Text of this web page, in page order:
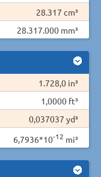
28.317 cm³
28.317.000 mm³
1.728,0 in³
1,0000 ft³
0,037037 yd³
6,7936*10-12 mi³